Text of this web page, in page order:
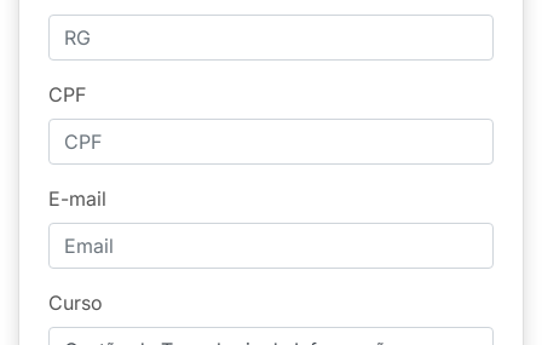
CPF
E-mail
Curso